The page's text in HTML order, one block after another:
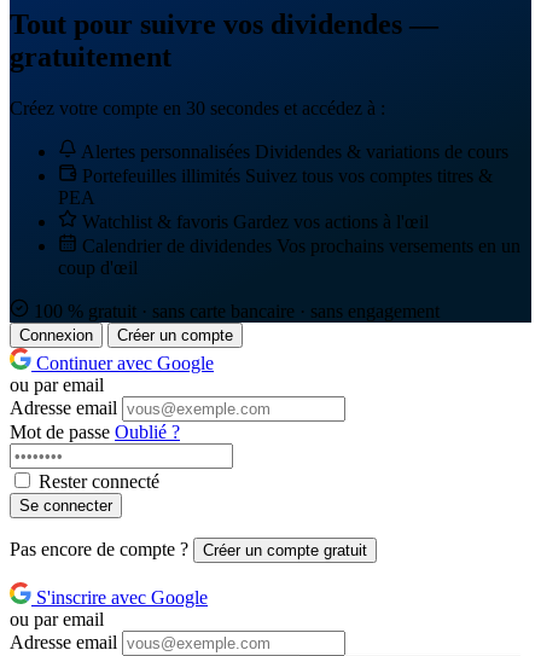
Tout pour suivre vos dividendes —
gratuitement
Créez votre compte en 30 secondes et accédez à :
Alertes personnalisées Dividendes & variations de cours
Portefeuilles illimités Suivez tous vos comptes titres &
PEA
Watchlist & favoris Gardez vos actions à l'œil
Calendrier de dividendes Vos prochains versements en un
coup d'œil
100 % gratuit · sans carte bancaire · sans engagement
Connexion Créer un compte
Continuer avec Google
ou par email
Adresse email
Mot de passe Oublié ?
Rester connecté
Se connecter
Pas encore de compte ? Créer un compte gratuit
S'inscrire avec Google
ou par email
Adresse email